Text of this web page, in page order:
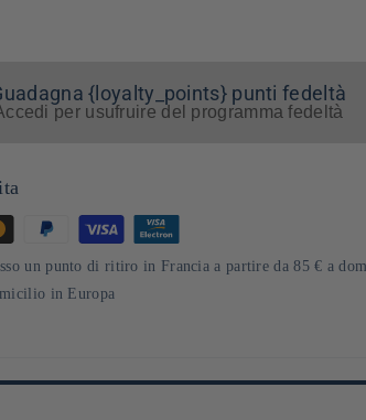
{loyalty_points} punti fedeltà
per usufruire del programma fedeltà
un punto di ritiro in Francia a partire da 85 € a
in Europa